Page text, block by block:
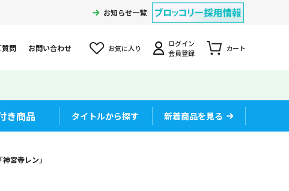
お知らせ一覧
質問 お問い合わせ お気に入り
ログイン
会員登録
カート
き商品 タイトルから探す 新着商品を見る
宮寺レン」